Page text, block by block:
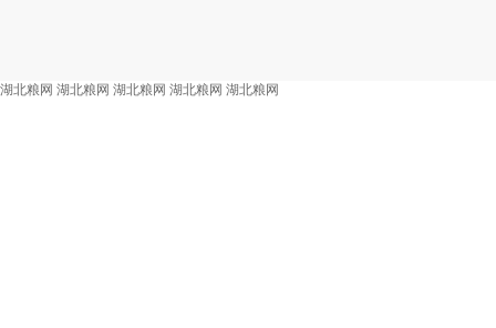
湖北粮网 湖北粮网 湖北粮网 湖北粮网 湖北粮网